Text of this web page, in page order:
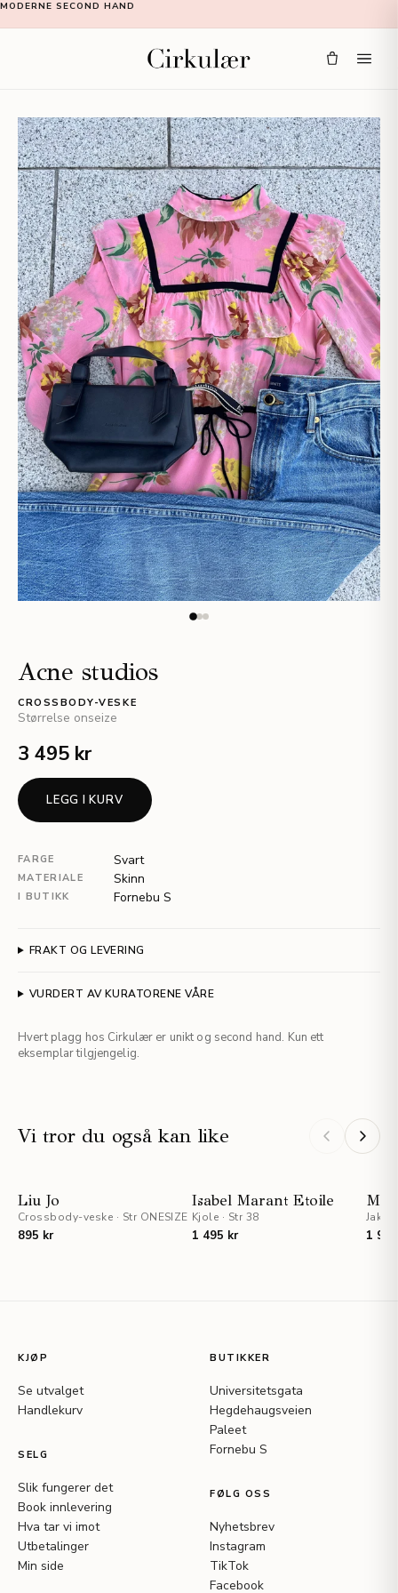
MODERNE SECOND HAND
Acne studios
CROSSBODY-VESKE
Størrelse onseize
3 495 kr
LEGG I KURV
FARGE Svart
MATERIALE Skinn
I BUTIKK Fornebu S
FRAKT OG LEVERING
VURDERT AV KURATORENE VÅRE
Hvert plagg hos Cirkulær er unikt og second hand. Kun ett
eksemplar tilgjengelig.
Vi tror du også kan like
Liu Jo
Crossbody-veske · Str ONESIZE
895 kr
NYHET
Isabel Marant Etoile
Kjole · Str 38
1 495 kr
Jakke
1
KJØP
Se utvalget
Handlekurv
SELG
Slik fungerer det
Book innlevering
Hva tar vi imot
Utbetalinger
Min side
BUTIKKER
Universitetsgata
Hegdehaugsveien
Paleet
Fornebu S
FØLG OSS
Nyhetsbrev
Instagram
TikTok
Facebook